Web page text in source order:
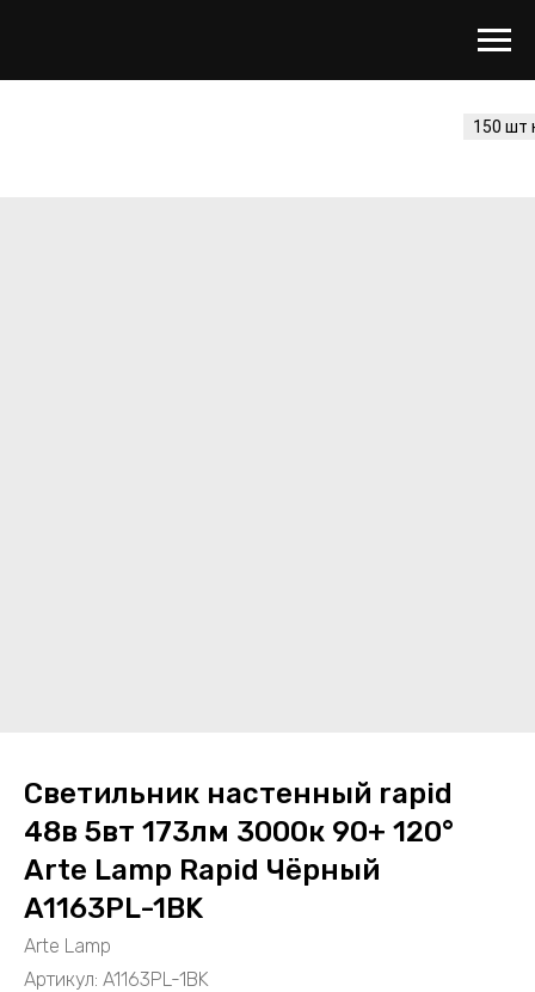
Светильник настенный rapid
48в 5вт 173лм 3000к 90+ 120°
Arte Lamp Rapid Чёрный
A1163PL-1BK
Arte Lamp
Артикул: A1163PL-1BK